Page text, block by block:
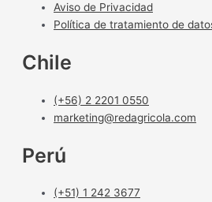
Aviso de Privacidad
Política de tratamiento de
Chile
(+56) 2 2201 0550
marketing@redagricola.com
Perú
(+51) 1 242 3677